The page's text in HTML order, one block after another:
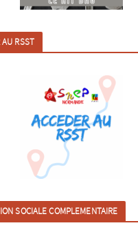
AU RSST
SOCIALE COMPLEMENTAIRE